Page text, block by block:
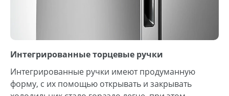
Интегрированные торцевые ручки
Интегрированные ручки имеют продуманную
форму, с их помощью открывать и закрывать